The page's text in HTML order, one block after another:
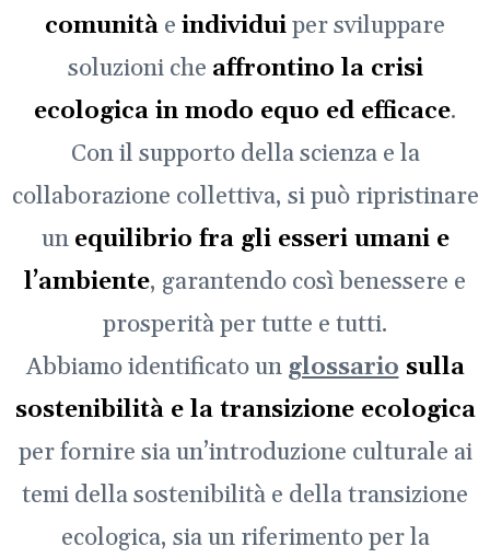
comunità e individuiper sviluppare
soluzioni che affrontino la crisi
ecologica in modo equo ed efficace.
Con il supporto della scienza e la
collaborazione collettiva, si può ripristinare
un equilibrio fra gli esseri umani e
l’ambiente, garantendo così benessere e
prosperità per tutte e tutti.
Abbiamo identificato un glossario sulla
sostenibilità e la transizione ecologica
per fornire sia un’introduzione culturale ai
temi della sostenibilità e della transizione
ecologica, sia un riferimento per la